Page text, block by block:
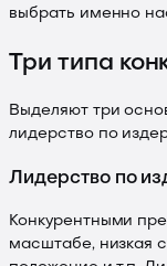
выбрать именно
Три типа
Выделяют три
лидерство по
Лидерство по
Конкурентными
масштабе, низкая